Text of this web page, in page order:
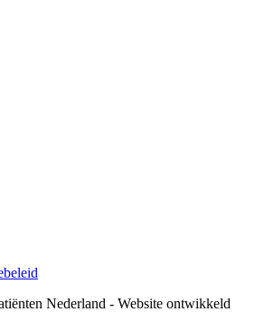
Nederland - Website ontwikkeld